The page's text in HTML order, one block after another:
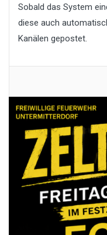
Sobald das System
diese auch
Kanälen gepostet.